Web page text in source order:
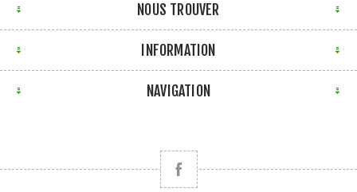
NOUS TROUVER
INFORMATION
NAVIGATION